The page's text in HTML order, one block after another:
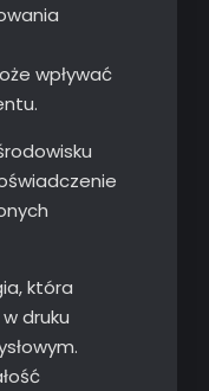
wpływać
która
druku